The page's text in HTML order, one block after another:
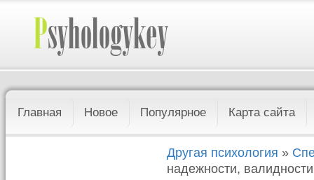
Главная Новое Популярное Карта сайта
Другая психология »
надежности,